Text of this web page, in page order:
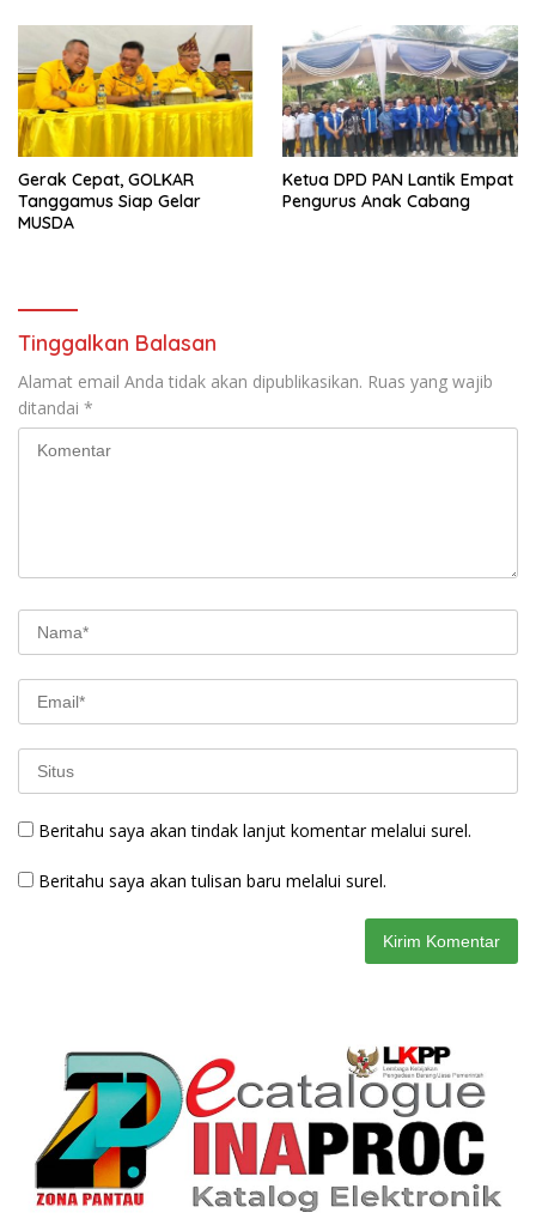
Gerak Cepat, GOLKAR
Tanggamus Siap Gelar
MUSDA
Ketua DPD PAN Lantik Empat
Pengurus Anak Cabang
Tinggalkan Balasan
Alamat email Anda tidak akan dipublikasikan. Ruas yang wajib
ditandai *
Beritahu saya akan tindak lanjut komentar melalui surel.
Beritahu saya akan tulisan baru melalui surel.